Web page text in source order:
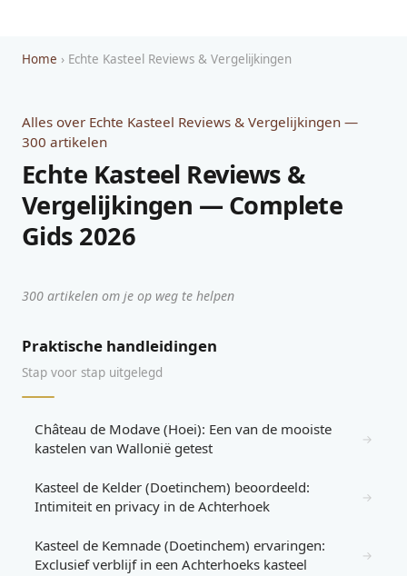
Home › Echte Kasteel Reviews & Vergelijkingen
Alles over Echte Kasteel Reviews & Vergelijkingen —
300 artikelen
Echte Kasteel Reviews &
Vergelijkingen — Complete
Gids 2026
300 artikelen om je op weg te helpen
Praktische handleidingen
Stap voor stap uitgelegd
Château de Modave (Hoei): Een van de mooiste
kastelen van Wallonië getest
→
Kasteel de Kelder (Doetinchem) beoordeeld:
Intimiteit en privacy in de Achterhoek
→
Kasteel de Kemnade (Doetinchem) ervaringen:
Exclusief verblijf in een Achterhoeks kasteel
→